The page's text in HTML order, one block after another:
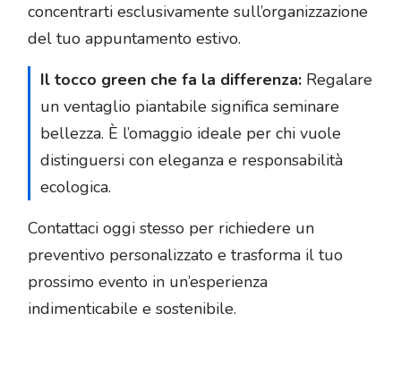
concentrarti esclusivamente sull’organizzazione
del tuo appuntamento estivo.
Il tocco green che fa la differenza: Regalare
un ventaglio piantabile significa seminare
bellezza. È l’omaggio ideale per chi vuole
distinguersi con eleganza e responsabilità
ecologica.
Contattaci oggi stesso per richiedere un
preventivo personalizzato e trasforma il tuo
prossimo evento in un’esperienza
indimenticabile e sostenibile.